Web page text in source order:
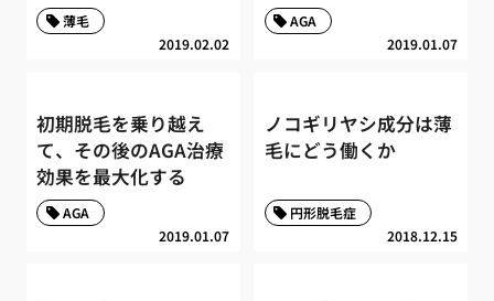
2019.02.02
薄毛
2019.01.07
AGA
初期脱毛を乗り越え
て、その後のAGA治療
効果を最大化する
2019.01.07
AGA
ノコギリヤシ成分は薄
毛にどう働くか
2018.12.15
円形脱毛症